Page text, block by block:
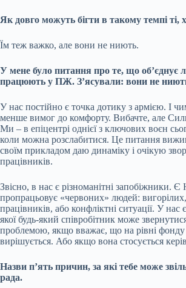
Як довго можуть бігти в такому темпі ті,
Їм теж важко, але вони не ниють.
У мене було питання про те, що обʼєднує
працюють у ПЖ. З’ясували: вони не
У нас постійно є точка дотику з армією. І
менше вимог до комфорту. Вибачте, але
Ми – в епіцентрі однієї з ключових воєн
коли можна розслабитися. Це питання
своїм прикладом даю динаміку і очікую
працівників.
Звісно, в нас є різноманітні запобіжники. Є
пропрацьовує «червоних» людей:
працівників, або конфліктні ситуації. У нас
якої будь-який співробітник може
проблемою, якщо вважає, що на рівні
вирішується. Або якщо вона стосується
Назви п’ять причин, за які тебе може
рада.